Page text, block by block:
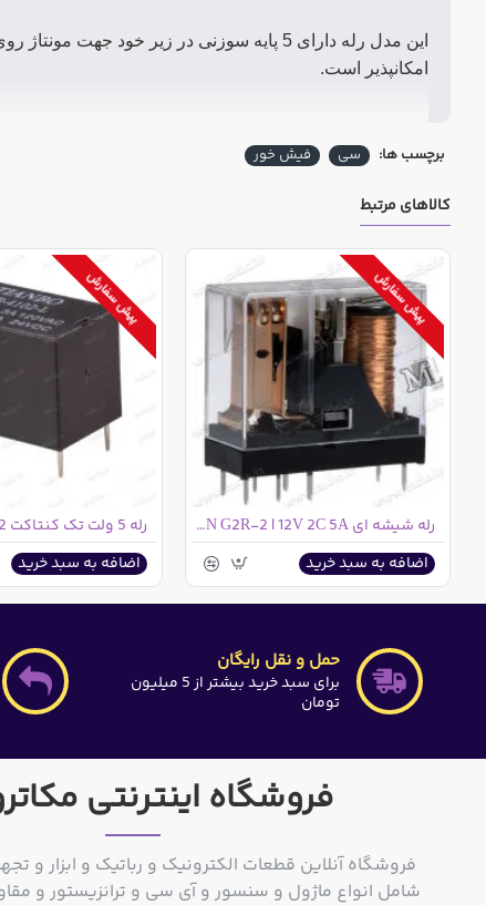
این مدل رله دارای 5 پایه سوزنی در زیر
امکانپذیر است.
برچسب ها: سی فیش خور
کالاهای مرتبط
پیش سفارش
رله شیشه ای OMRON G2R-2 | 12V 2C 5A
اضافه به سبد خرید
پیش سفارش
رله 5 ولت تک کنتاکت HJR4102
اضافه به سبد خرید
حمل و نقل رایگان
برای سبد خرید بیشتر از 5 میلیون
تومان
فروشگاه اینترنتی
فروشگاه آنلاین قطعات الکترونیک و رباتیک و ابزار و
شامل انواع ماژول و سنسور و آی سی و ترانزیستور و